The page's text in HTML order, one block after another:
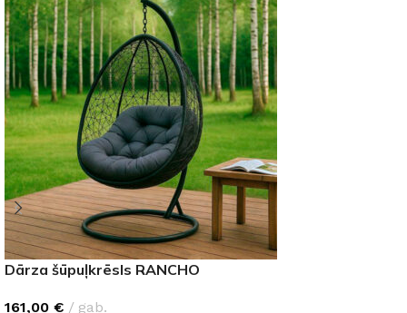
Dārza šūpuļkrēsls RANCHO
161,00 € gab.